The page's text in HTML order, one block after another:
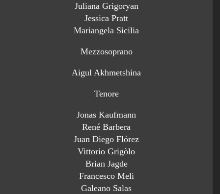
Juliana Grigoryan
Jessica Pratt
Mariangela Sicilia
Mezzosoprano
Aigul Akhmetshina
Tenore
Jonas Kaufmann
René Barbera
Juan Diego Flórez
Vittorio Grigòlo
Brian Jagde
Francesco Meli
Galeano Salas